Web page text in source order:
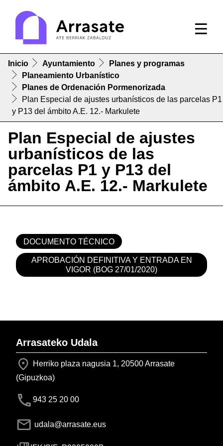
Inicio Ayuntamiento
Planes y programas
Planeamiento Urbanístico
Planes de Ordenación Pormenorizada
Plan Especial de ajustes urbanísticos de las parcelas P1
y P13 del ámbito A.E. 12.- Markulete
Plan Especial de ajustes
urbanísticos de las
parcelas P1 y P13 del
ámbito A.E. 12.- Markulete
DOCUMENTO TÉCNICO
APROBACIÓN DEFINITIVA Y ENTRADA EN
VIGOR (BOG 27/01/2020)
Arrasateko Udala
Herriko plaza nagusia 1, 20500 Arrasate
(Gipuzkoa)
943 25 20 00
udala@arrasate.eus